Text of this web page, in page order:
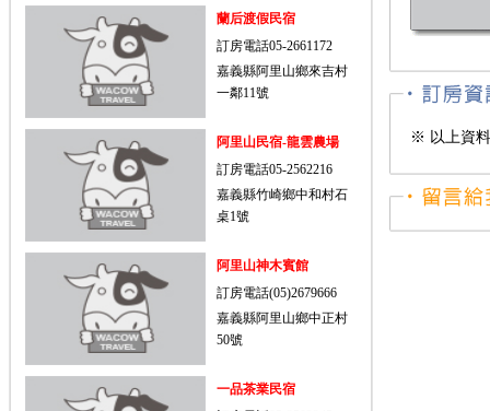
蘭后渡假民宿
訂房電話05-2661172
嘉義縣阿里山鄉來吉村
一鄰11號
阿里山民宿-龍雲農場
訂房電話05-2562216
嘉義縣竹崎鄉中和村石
桌1號
阿里山神木賓館
訂房電話(05)2679666
嘉義縣阿里山鄉中正村
50號
一品茶業民宿
※ 以上資